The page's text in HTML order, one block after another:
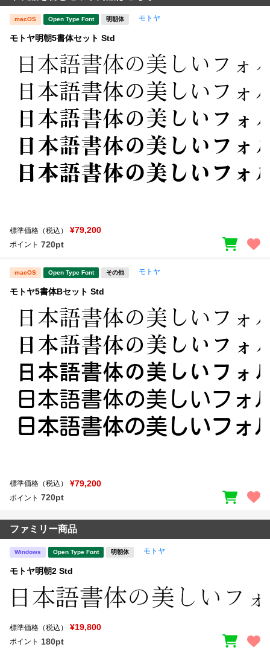
macOS Open Type Font 明朝体 モトヤ
モトヤ明朝5書体セット Std
標準価格（税込） ¥79,200
ポイント 720pt
macOS Open Type Font その他 モトヤ
モトヤ5書体Bセット Std
標準価格（税込） ¥79,200
ポイント 720pt
ファミリー商品
Windows Open Type Font 明朝体 モトヤ
モトヤ明朝2 Std
標準価格（税込） ¥19,800
ポイント 180pt